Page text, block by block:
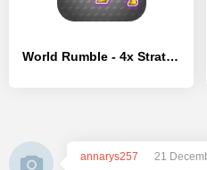
World Rumble - 4x Strategy - [MOD Много денег]
annarys257
21